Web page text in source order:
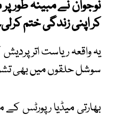
نوجوان نے مبینہ طور
کر اپنی زندگی ختم
یہ واقعہ ریاست اتر
سوشل حلقوں میں بھی